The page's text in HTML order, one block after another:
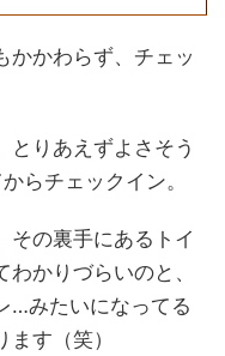
かかわらず、チェッ
とりあえずよさそう
らチェックイン。
その裏手にあるトイ
かりづらいのと、
…みたいになってる
す（笑）